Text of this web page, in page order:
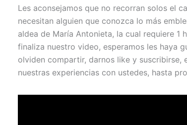
Les aconsejamos que no recorran solos el
necesitan alguien que conozca lo más
aldea de María Antonieta, la cual requiere 1
finaliza nuestro video, esperamos les haya
olviden compartir, darnos like y
nuestras experiencias con ustedes, hasta